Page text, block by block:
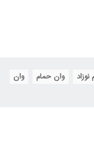
وان حمام وان